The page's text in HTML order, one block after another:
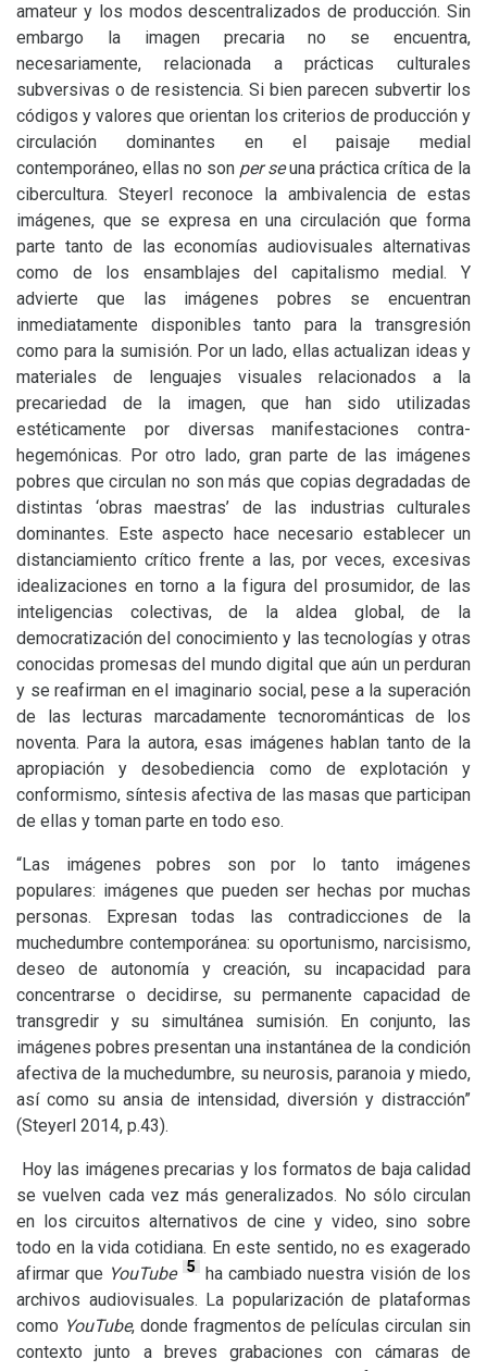
amateur y los modos descentralizados de producción. Sin
embargo la imagen precaria no se encuentra,
necesariamente, relacionada a prácticas culturales
subversivas o de resistencia. Si bien parecen subvertir los
códigos y valores que orientan los criterios de producción y
circulación dominantes en el paisaje medial
contemporáneo, ellas no son per seuna práctica crítica de la
cibercultura. Steyerl reconoce la ambivalencia de estas
imágenes, que se expresa en una circulación que forma
parte tanto de las economías audiovisuales alternativas
como de los ensamblajes del capitalismo medial. Y
advierte que las imágenes pobres se encuentran
inmediatamente disponibles tanto para la transgresión
como para la sumisión. Por un lado, ellas actualizan ideas y
materiales de lenguajes visuales relacionados a la
precariedad de la imagen, que han sido utilizadas
estéticamente por diversas manifestaciones contra-
hegemónicas. Por otro lado, gran parte de las imágenes
pobres que circulan no son más que copias degradadas de
distintas ‘obras maestras’ de las industrias culturales
dominantes. Este aspecto hace necesario establecer un
distanciamiento crítico frente a las, por veces, excesivas
idealizaciones en torno a la figura del prosumidor, de las
inteligencias colectivas, de la aldea global, de la
democratización del conocimiento y las tecnologías y otras
conocidas promesas del mundo digital que aún un perduran
y se reafirman en el imaginario social, pese a la superación
de las lecturas marcadamente tecnorománticas de los
noventa. Para la autora, esas imágenes hablan tanto de la
apropiación y desobediencia como de explotación y
conformismo, síntesis afectiva de las masas que participan
de ellas y toman parte en todo eso.
“Las imágenes pobres son por lo tanto imágenes
populares: imágenes que pueden ser hechas por muchas
personas. Expresan todas las contradicciones de la
muchedumbre contemporánea: su oportunismo, narcisismo,
deseo de autonomía y creación, su incapacidad para
concentrarse o decidirse, su permanente capacidad de
transgredir y su simultánea sumisión. En conjunto, las
imágenes pobres presentan una instantánea de la condición
afectiva de la muchedumbre, su neurosis, paranoia y miedo,
así como su ansia de intensidad, diversión y distracción”
(Steyerl 2014, p.43).
Hoy las imágenes precarias y los formatos de baja calidad
se vuelven cada vez más generalizados. No sólo circulan
en los circuitos alternativos de cine y video, sino sobre
todo en la vida cotidiana. En este sentido, no es exagerado
afirmar que YouTube 5 ha cambiado nuestra visión de los
archivos audiovisuales. La popularización de plataformas
como YouTube, donde fragmentos de películas circulan sin
contexto junto a breves grabaciones con cámaras de